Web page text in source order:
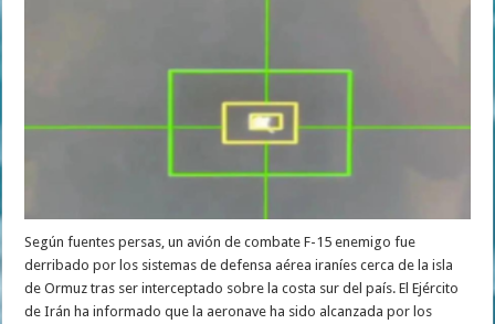
Según fuentes persas, un avión de combate F-15 enemigo fue
derribado por los sistemas de defensa aérea iraníes cerca de la isla
de Ormuz tras ser interceptado sobre la costa sur del país. El Ejército
de Irán ha informado que la aeronave ha sido alcanzada por los